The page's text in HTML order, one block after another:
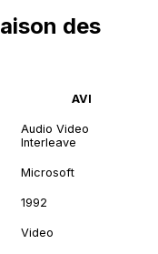
des
AVI
Audio Video
Interleave
Microsoft
1992
Video